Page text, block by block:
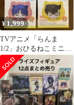
¥1,999
TVアニメ「らんま
1/2」おひるねこミニフ
ィギュア 全3種セット